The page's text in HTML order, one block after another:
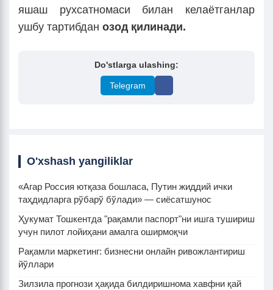
яшаш рухсатномаси билан келаётганлар
ушбу тартибдан озод қилинади.
Do'stlarga ulashing:
Telegram
O'xshash yangiliklar
«Агар Россия ютқаза бошласа, Путин жиддий ички
таҳдидларга рўбарў бўлади» — сиёсатшунос
Ҳукумат Тошкентда "рақамли паспорт"ни ишга тушириш
учун пилот лойиҳани амалга оширмоқчи
Рақамли маркетинг: бизнесни онлайн ривожлантириш
йўллари
Зилзила прогнози ҳақида билдиришнома хавфни қай